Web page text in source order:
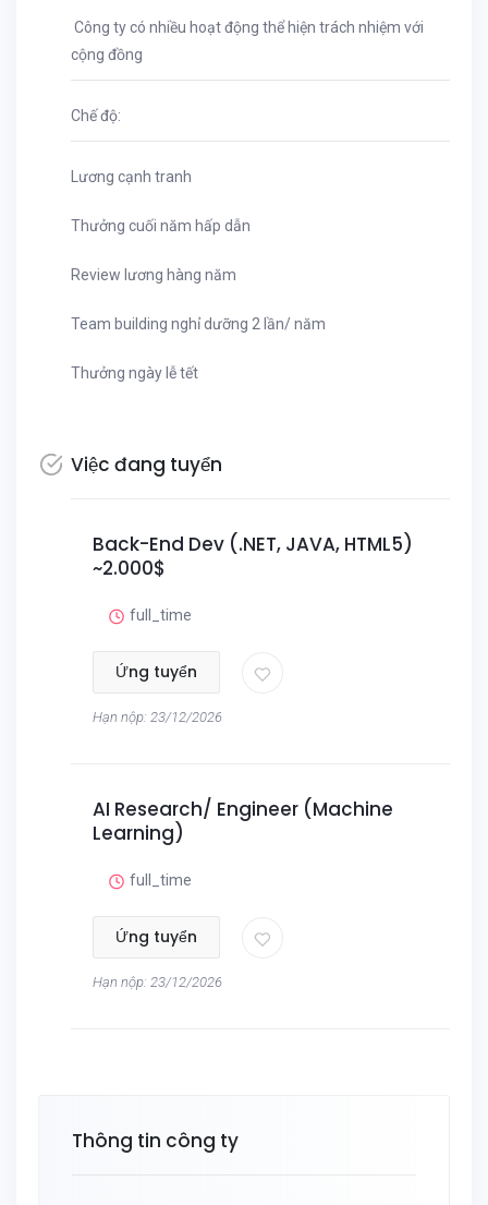
Công ty có nhiều hoạt động thể hiện trách nhiệm với
cộng đồng
Chế độ:
Lương cạnh tranh
Thưởng cuối năm hấp dẫn
Review lương hàng năm
Team building nghỉ dưỡng 2 lần/ năm
Thưởng ngày lễ tết
Việc đang tuyển
Back-End Dev (.NET, JAVA, HTML5)
~2.000$
full_time
Ứng tuyển
Hạn nộp: 23/12/2026
AI Research/ Engineer (Machine
Learning)
full_time
Ứng tuyển
Hạn nộp: 23/12/2026
Thông tin công ty